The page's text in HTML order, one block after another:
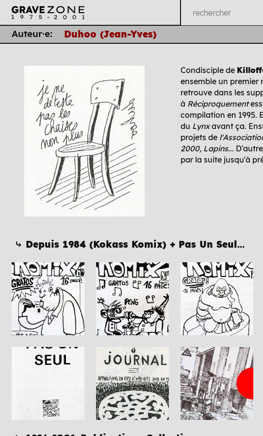
Auteur·e: Duhoo (Jean-Yves)
Condisciple de
ensemble un premier
retrouve dans les
à Réciproquement
compilation en 1995.
du Lynxavant ça.
projets de
2000, Lapins...
par la suite jusqu'à
⤷ Depuis 1984 (Kokass Komix) + Pas Un Seul...